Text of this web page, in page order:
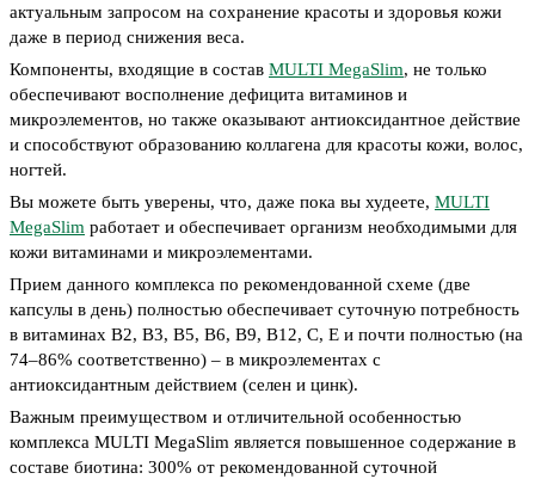
актуальным запросом на сохранение красоты и здоровья кожи
даже в период снижения веса.
Компоненты, входящие в состав MULTI MegaSlim, не только
обеспечивают восполнение дефицита витаминов и
микроэлементов, но также оказывают антиоксидантное действие
и способствуют образованию коллагена для красоты кожи, волос,
ногтей.
Вы можете быть уверены, что, даже пока вы худеете, MULTI
MegaSlim работает и обеспечивает организм необходимыми для
кожи витаминами и микроэлементами.
Прием данного комплекса по рекомендованной схеме (две
капсулы в день) полностью обеспечивает суточную потребность
в витаминах В2, В3, В5, В6, В9, В12, С, Е и почти полностью (на
74–86% соответственно) – в микроэлементах с
антиоксидантным действием (селен и цинк).
Важным преимуществом и отличительной особенностью
комплекса MULTI MegaSlim является повышенное содержание в
составе биотина: 300% от рекомендованной суточной